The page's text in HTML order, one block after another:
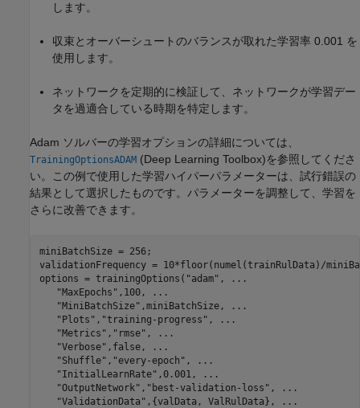
します。
収束とオーバーシュートのバランスが取れた学習率 0.001 を
使用します。
ネットワークを定期的に検証して、ネットワークが学習デー
タを過適合している時期を特定します。
Adam ソルバーの学習オプションの詳細については、
TrainingOptionsADAM (Deep Learning Toolbox)を参照してくださ
い。この例で使用した学習ハイパーパラメーターは、試行錯誤の
結果として選択したものです。パラメーターを調整して、学習を
さらに改善できます。
miniBatchSize = 256;
validationFrequency = 10*floor(numel(trainRulData)/
options = trainingOptions( "adam" ,
...
"MaxEpochs" ,100,
...
"MiniBatchSize" ,miniBatchSize,
...
"Plots" , "training-progress" ,
...
"Metrics" , "rmse" ,
...
"Verbose" ,false,
...
"Shuffle" , "every-epoch" ,
...
"InitialLearnRate" ,0.001,
...
"OutputNetwork" , "best-validation-loss" ,
...
"ValidationData" ,{valData, ValRulData},
...